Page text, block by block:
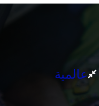
عالمية